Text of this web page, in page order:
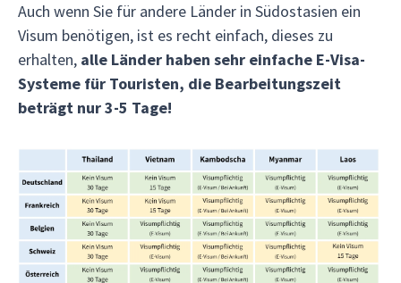
Auch wenn Sie für andere Länder in Südostasien ein
Visum benötigen, ist es recht einfach, dieses zu
erhalten, alle Länder haben sehr einfache E-Visa-
Systeme für Touristen, die Bearbeitungszeit
beträgt nur 3-5 Tage!